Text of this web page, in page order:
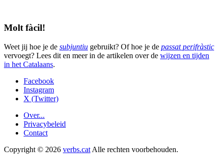
Molt fàcil!
Weet jij hoe je de subjuntiu gebruikt? Of hoe je de passat perifràstic
vervoegt? Lees dit en meer in de artikelen over de wijzen en tijden
in het Catalaans.
Facebook
Instagram
X (Twitter)
Over...
Privacybeleid
Contact
Copyright © 2026 verbs.cat Alle rechten voorbehouden.